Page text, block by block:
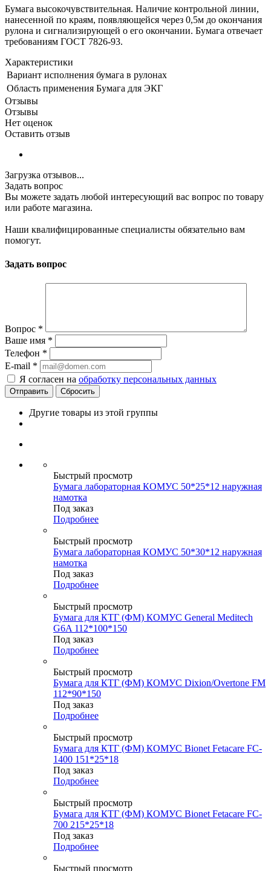
Бумага высокочувствительная. Наличие контрольной линии,
нанесенной по краям, появляющейся через 0,5м до окончания
рулона и сигнализирующей о его окончании. Бумага отвечает
требованиям ГОСТ 7826-93.
Характеристики
Вариант исполнения бумага в рулонах
Область применения Бумага для ЭКГ
Отзывы
Отзывы
Нет оценок
Оставить отзыв
Загрузка отзывов...
Задать вопрос
Вы можете задать любой интересующий вас вопрос по товару
или работе магазина.
Наши квалифицированные специалисты обязательно вам
помогут.
Задать вопрос
Вопрос *
Ваше имя *
Телефон *
E-mail *
Я согласен на обработку персональных данных
Сбросить
Другие товары из этой группы
Быстрый просмотр
Бумага лабораторная КОМУС 50*25*12 наружная
намотка
Под заказ
Подробнее
Быстрый просмотр
Бумага лабораторная КОМУС 50*30*12 наружная
намотка
Под заказ
Подробнее
Быстрый просмотр
Бумага для КТГ (ФМ) КОМУС General Meditech
G6A 112*100*150
Под заказ
Подробнее
Быстрый просмотр
Бумага для КТГ (ФМ) КОМУС Dixion/Overtone FM
112*90*150
Под заказ
Подробнее
Быстрый просмотр
Бумага для КТГ (ФМ) КОМУС Bionet Fetacare FC-
1400 151*25*18
Под заказ
Подробнее
Быстрый просмотр
Бумага для КТГ (ФМ) КОМУС Bionet Fetacare FC-
700 215*25*18
Под заказ
Подробнее
Быстрый просмотр